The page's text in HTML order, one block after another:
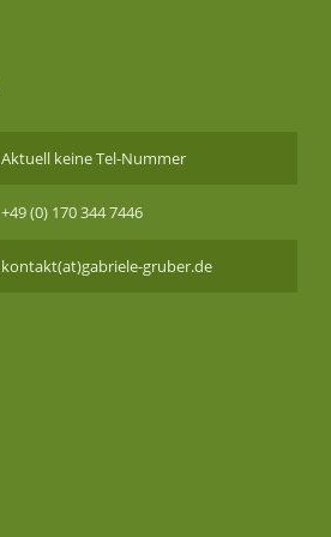
Aktuell keine Tel-Nummer
+49 (0) 170 344 7446
kontakt(at)gabriele-gruber.de